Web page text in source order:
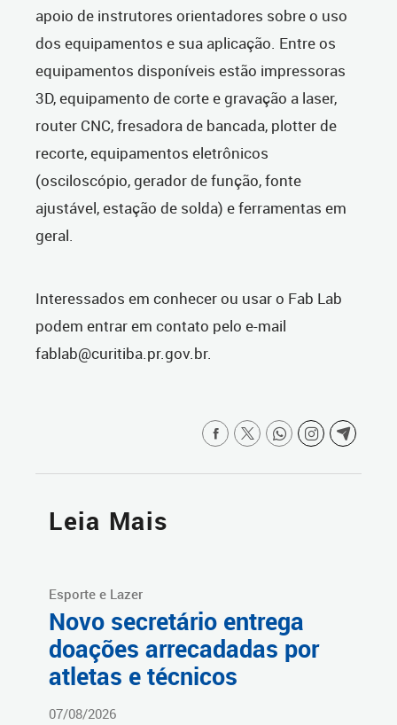
apoio de instrutores orientadores sobre o uso
dos equipamentos e sua aplicação. Entre os
equipamentos disponíveis estão impressoras
3D, equipamento de corte e gravação a laser,
router CNC, fresadora de bancada, plotter de
recorte, equipamentos eletrônicos
(osciloscópio, gerador de função, fonte
ajustável, estação de solda) e ferramentas em
geral.
Interessados em conhecer ou usar o Fab Lab
podem entrar em contato pelo e-mail
fablab@curitiba.pr.gov.br.
Leia Mais
Esporte e Lazer
Novo secretário entrega
doações arrecadadas por
atletas e técnicos
07/08/2026